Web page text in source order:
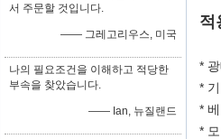
서 주문할 것입니다.
—— 그레고리우스, 미국
나의 필요조건을 이해하고 적당한
부속을 찾았습니다.
—— Ian, 뉴질랜드
적
*
*
*
*